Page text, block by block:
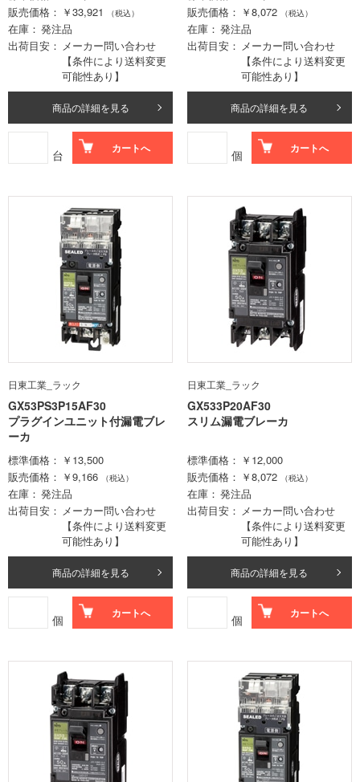
販売価格
￥33,921 （税込）
在庫
発注品
出荷目安
メーカー問い合わせ
【条件により送料変更
可能性あり】
商品の詳細を見る
台 カートへ
販売価格
￥8,072 （税込）
在庫
発注品
出荷目安
メーカー問い合わせ
【条件により送料変更
可能性あり】
商品の詳細を見る
個 カートへ
日東工業_ラック
GX53PS3P15AF30
プラグインユニット付漏電ブレ
ーカ
標準価格
￥13,500
販売価格
￥9,166 （税込）
在庫
発注品
出荷目安
メーカー問い合わせ
【条件により送料変更
可能性あり】
商品の詳細を見る
個 カートへ
日東工業_ラック
GX533P20AF30
スリム漏電ブレーカ
標準価格
￥12,000
販売価格
￥8,072 （税込）
在庫
発注品
出荷目安
メーカー問い合わせ
【条件により送料変更
可能性あり】
商品の詳細を見る
個 カートへ